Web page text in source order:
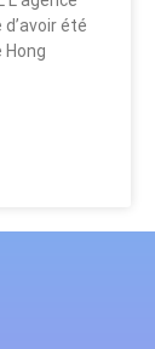
été
Hong